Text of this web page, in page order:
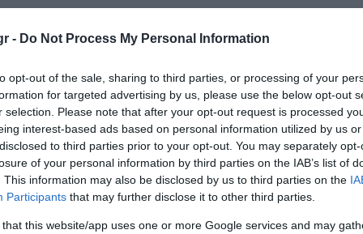
- Do Not Process My Personal Information
opt-out of the sale, sharing to third parties, or processing of your
for targeted advertising by us, please use the below opt-out
selection. Please note that after your opt-out request is processed
interest-based ads based on personal information utilized by us
to third parties prior to your opt-out. You may separately
of your personal information by third parties on the IAB’s list of
This information may also be disclosed by us to third parties on the
Participants that may further disclose it to other third parties.
that this website/app uses one or more Google services and may
αμυντικής «ομπρέλας» απέναντι σε μη
δίκτυο DRONDEF έχει τη δυνατότητα να
να παρεμβάλλει και να εξουδετερώνει
και σε σύνθετα σενάρια όπου αυτά
ή ελέγχονται μέσω οπτικής ίνας για την
αντιμέτρων.
savunma teknolojisini canlı testlerle sergiledi